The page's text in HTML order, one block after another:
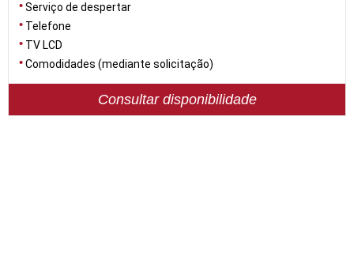
Serviço de despertar
Telefone
TV LCD
Comodidades (mediante solicitação)
Consultar disponibilidade